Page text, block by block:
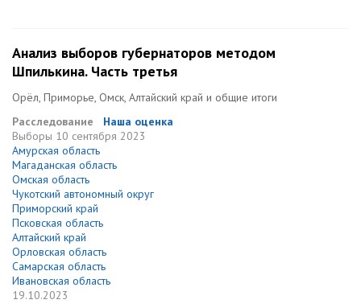
Анализ выборов губернаторов методом
Шпилькина. Часть третья
Орёл, Приморье, Омск, Алтайский край и общие итоги
Расследование
Наша оценка
Выборы 10 сентября 2023
Амурская область
Магаданская область
Омская область
Чукотский автономный округ
Приморский край
Псковская область
Алтайский край
Орловская область
Самарская область
Ивановская область
19.10.2023